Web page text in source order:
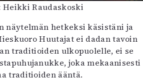
Heikki Raudaskoski
näytelmän hetkeksi käsistäni ja
Huutajat ei dadan tavoin
traditioiden ulkopuolelle, ei se
joka mekaanisesti
traditioiden ääntä.